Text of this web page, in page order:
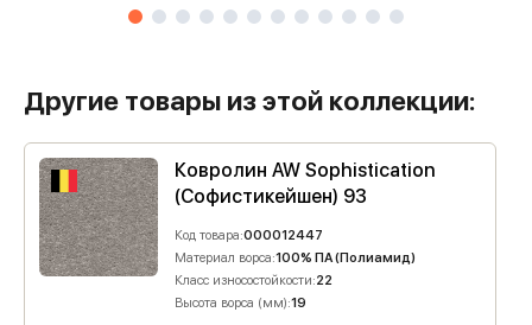
Другие товары из этой коллекции:
Ковролин AW Sophistication
(Софистикейшен) 93
Код товара:000012447
Материал ворса:100% ПА (Полиамид)
Класс износостойкости:22
Высота ворса (мм):19